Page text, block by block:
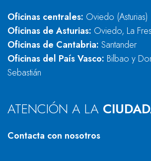
Oficinas centrales: Oviedo (Asturias)
Oficinas de Asturias: Oviedo, La
Oficinas de Cantabria: Santander
Oficinas del País Vasco: Bilbao y
Sebastián
ATENCIÓN A LA
Contacta con nosotros